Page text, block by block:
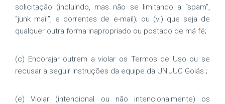
solicitação (incluindo, mas não se limitando a “spam”,
“junk mail”, e correntes de e-mail); ou (vi) que seja de
qualquer outra forma inapropriado ou postado de má fé;
(c) Encorajar outrem a violar os Termos de Uso ou se
recusar a seguir instruções da equipe da UNIJUC Goiás ;
(e) Violar (intencional ou não intencionalmente) os